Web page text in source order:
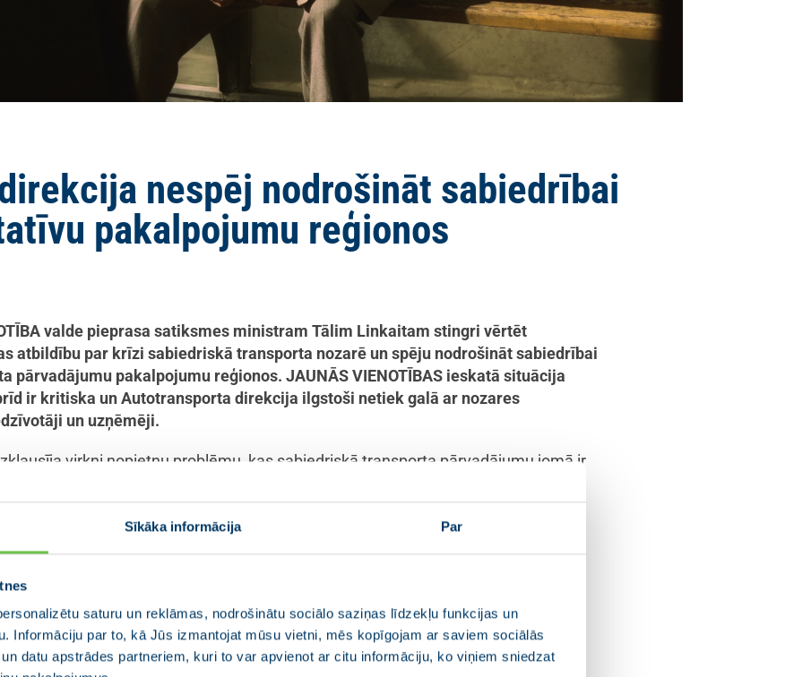
Sīkāka informācija Par
saturu un reklāmas, nodrošinātu sociālo saziņas līdzekļu funkcijas un
Informāciju par to, kā Jūs izmantojat mūsu vietni, mēs kopīgojam ar saviem sociālās
datu apstrādes partneriem, kuri to var apvienot ar citu informāciju, ko viņiem sniedzat
nespēj nodrošināt sabiedrībai
pakalpojumu reģionos
valde pieprasa satiksmes ministram Tālim Linkaitam stingri vērtēt
atbildību par krīzi sabiedriskā transporta nozarē un spēju nodrošināt sabiedrībai
pārvadājumu pakalpojumu reģionos. JAUNĀS VIENOTĪBAS ieskatā situācija
ir kritiska un Autotransporta direkcija ilgstoši netiek galā ar nozares
un uzņēmēji.
virkni nopietnu problēmu, kas sabiedriskā transporta pārvadājumu jomā ir
pirms gandrīz trīs gadiem uzsāka reformu pasažieru pārvadājumu jomā,
pārvadājumiem ar autobusiem reģionos. No kopumā 16 lotēm, kurās tika
nav pieņemts lēmums par to, kurš uzņēmums būs atbildīgs par pasažieru
situācija, kad Autotransporta direkcijas iepirkumā uzvarējušais
ilgstošā laika periodā nav spējis izpildīt simtiem reisu Ogres un Aizkraukles
nespēja savlaicīgi nodrošināt autobusus pasažieru pārvadājumiem Cēsu,
šim, nedēļas nogalē kļuva zināms par haosu pasažieru pārvadājumu jomā